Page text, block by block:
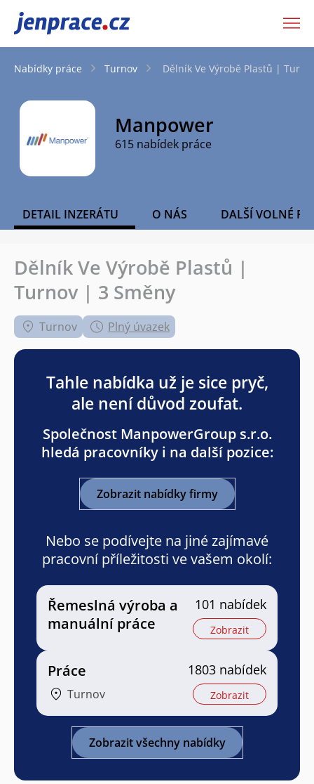
JenPráce.cz
Nabídky práce Turnov Dělník Ve Výrobě Plastů |
Manpower
615 nabídek práce
DETAIL INZERÁTU O NÁS DALŠÍ VOLNÉ
Dělník Ve Výrobě Plastů |
Turnov | 3 Směny
Turnov Plný úvazek
Tahle nabídka už je sice pryč,
ale není důvod zoufat.
Společnost ManpowerGroup s.r.o.
hledá pracovníky i na další pozice:
Zobrazit nabídky firmy
Nebo se podívejte na jiné zajímavé
pracovní příležitosti ve vašem okolí:
Řemeslná výroba a
manuální práce
101 nabídek
Zobrazit
Práce
Turnov
1803 nabídek
Zobrazit
Zobrazit všechny nabídky